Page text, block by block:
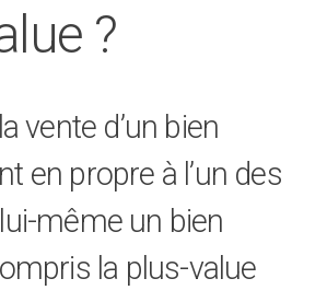
?
vente d’un bien
en propre à l’un des
même un bien
la plus-value